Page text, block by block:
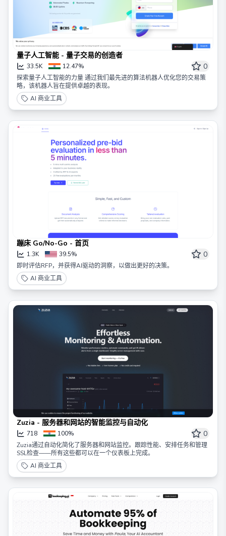
量子人工智能 - 量子交易的创造者
33.5K 12.47% 0
探索量子人工智能的力量 通过我们最先进的算法机器人优化您的交易策
略，该机器人旨在提供卓越的表现。
AI 商业工具
蹦床 Go/No-Go - 首页
1.3K 39.5% 0
即时评估RFP，并获得AI驱动的洞察，以做出更好的决策。
AI 商业工具
Zuzia - 服务器和网站的智能监控与自动化
718 100% 0
Zuzia通过自动化简化了服务器和网站监控。跟踪性能、安排任务和管理
SSL检查——所有这些都可以在一个仪表板上完成。
AI 商业工具